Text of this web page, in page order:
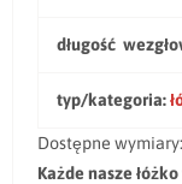
długość
typ/kategoria:
Dostępne
Każde nasze